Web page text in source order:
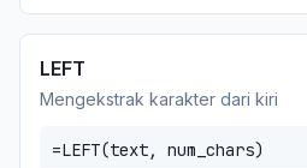
LEFT
Mengekstrak karakter dari kiri
=LEFT(text, num_chars)